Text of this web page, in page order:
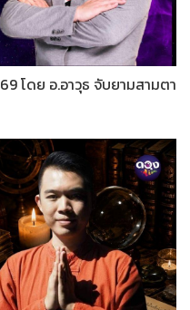
โดย อ.อาวุธ จับยามสามตา